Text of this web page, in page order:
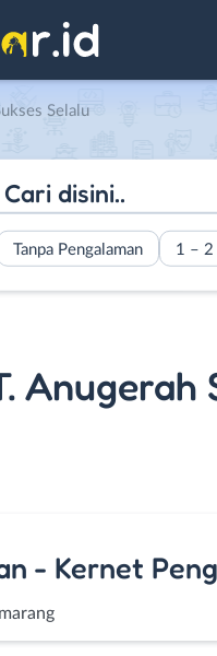
Selalu
Tanpa Pengalaman 1 – 2
Anugerah
- Kernet